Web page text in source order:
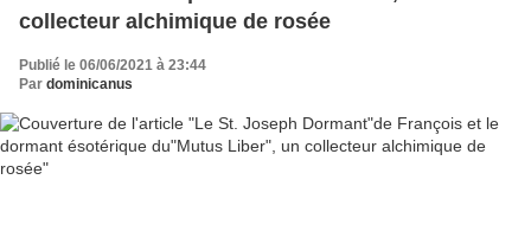
collecteur alchimique de rosée
Publié le 06/06/2021 à 23:44
Par dominicanus